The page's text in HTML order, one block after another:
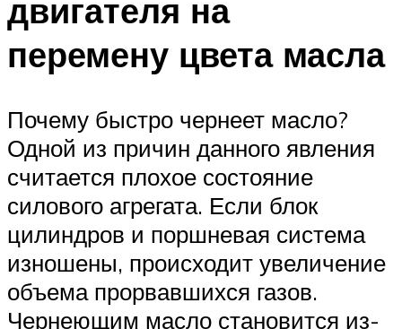
двигателя на
перемену цвета масла
Почему быстро чернеет масло?
Одной из причин данного явления
считается плохое состояние
силового агрегата. Если блок
цилиндров и поршневая система
изношены, происходит увеличение
объема прорвавшихся газов.
Чернеющим масло становится из-